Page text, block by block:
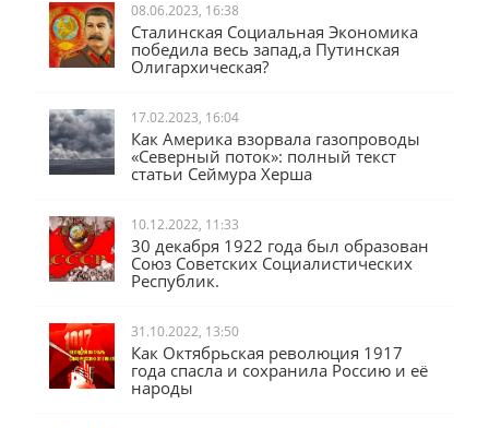
08.06.2023, 16:38
Сталинская Социальная Экономика
победила весь запад,а Путинская
Олигархическая?
17.02.2023, 16:04
Как Америка взорвала газопроводы
«Северный поток»: полный текст
статьи Сеймура Херша
10.12.2022, 11:33
30 декабря 1922 года был образован
Союз Советских Социалистических
Республик.
31.10.2022, 13:50
Как Октябрьская революция 1917
года спасла и сохранила Россию и её
народы